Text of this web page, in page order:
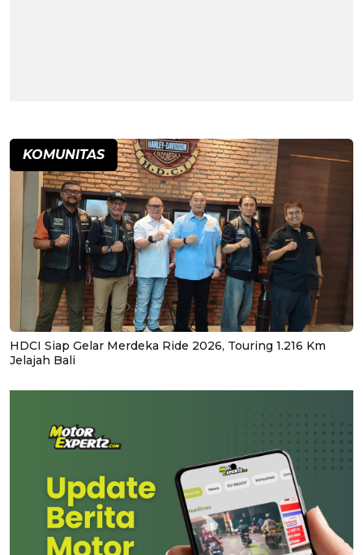
KOMUNITAS
HDCI Siap Gelar Merdeka Ride 2026, Touring 1.216 Km
Jelajah Bali